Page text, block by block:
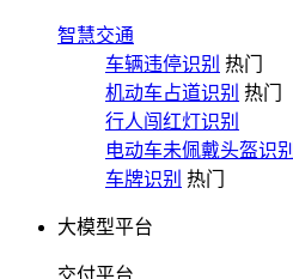
智慧交通
车辆违停识别 热门
机动车占道识别 热门
行人闯红灯识别
电动车未佩戴头盔识别
车牌识别 热门
大模型平台
交付平台